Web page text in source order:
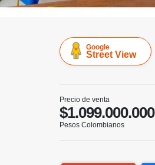
Google
Street View
Precio de venta
$1.099.000.000
Pesos Colombianos